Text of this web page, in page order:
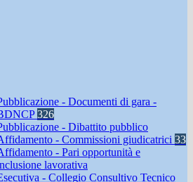
- Documenti di gara -
326
- Dibattito pubblico
- Commissioni giudicatrici 33
- Pari opportunità e
lavorativa
- Collegio Consultivo Tecnico